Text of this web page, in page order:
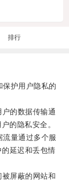
排行
护用户隐私的
的数据传输通
的隐私安全。
量通过多个服
延迟和丢包情
屏蔽的网站和